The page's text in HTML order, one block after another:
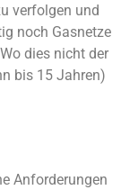
verfolgen und
noch Gasnetze
dies nicht der
bis 15 Jahren)
Anforderungen